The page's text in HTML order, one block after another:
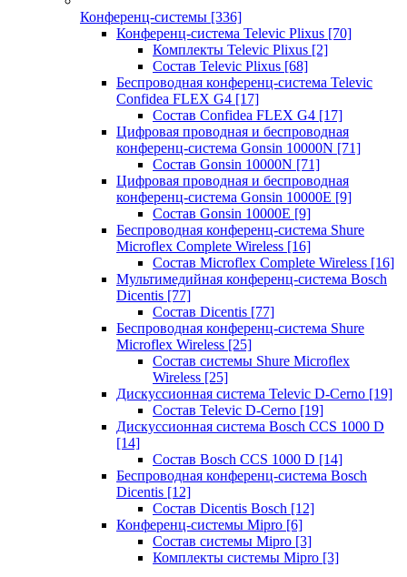
Конференц-системы [336]
Конференц-система Televic Plixus [70]
Комплекты Televic Plixus [2]
Состав Televic Plixus [68]
Беспроводная конференц-система Televic
Confidea FLEX G4 [17]
Состав Confidea FLEX G4 [17]
Цифровая проводная и беспроводная
конференц-система Gonsin 10000N [71]
Состав Gonsin 10000N [71]
Цифровая проводная и беспроводная
конференц-система Gonsin 10000E [9]
Состав Gonsin 10000E [9]
Беспроводная конференц-система Shure
Microflex Complete Wireless [16]
Состав Microflex Complete Wireless [16]
Мультимедийная конференц-система Bosch
Dicentis [77]
Состав Dicentis [77]
Беспроводная конференц-система Shure
Microflex Wireless [25]
Состав системы Shure Microflex
Wireless [25]
Дискуссионная система Televic D-Cerno [19]
Состав Televic D-Cerno [19]
Дискуссионная система Bosch CCS 1000 D
[14]
Состав Bosch CCS 1000 D [14]
Беспроводная конференц-система Bosch
Dicentis [12]
Состав Dicentis Bosch [12]
Конференц-системы Mipro [6]
Состав системы Mipro [3]
Комплекты системы Mipro [3]